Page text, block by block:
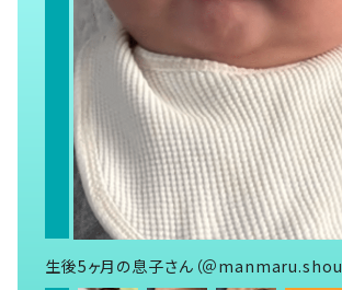
生後5ヶ月の息子さん（＠manmaru.shou